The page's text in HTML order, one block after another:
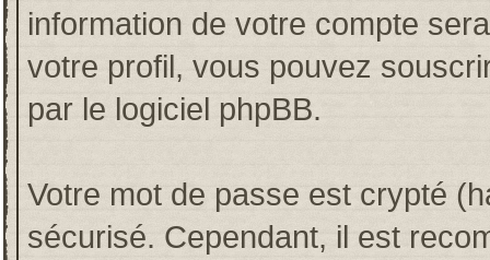
information de votre compte
votre profil, vous pouvez
par le logiciel phpBB.
Votre mot de passe est crypté
sécurisé. Cependant, il est